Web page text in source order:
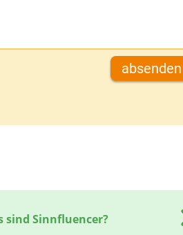
absenden
sind Sinnfluencer?